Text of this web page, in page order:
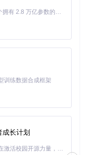
Kimi K3 是Kimi能力最强的模型：这是一个拥有 2.8 万亿参数的混合专家（MoE）模型，具备原生视觉理解能力，并支持 100 万 token 的上下文窗口。
训练数据合成框架
成长计划
「源启盛夏」暑期校园开发者成长计划旨在激活校园开源力量，通过积分激励、认证扶持、资源倾斜等形式，引导高校组织和开发者完成「入驻 — 建项目 — 做贡献 — 获认证 — 得资源」的完整闭环。无论你是想带领社团入驻平台的组织者，还是希望用代码贡献证明自己的开发者，都能在这里找到属于你的成长路径。